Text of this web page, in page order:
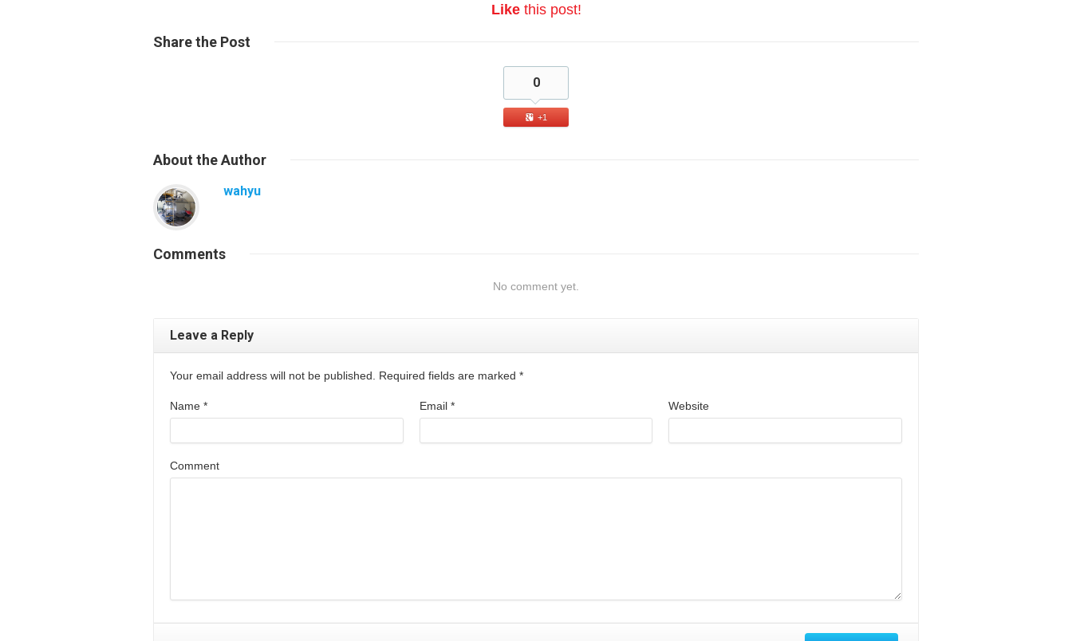
Likethis post!
Sharethe Post
0
+1
About the Author
wahyu
Comments
No comment yet.
Leave a Reply
Your email address will not be published. Required fields are marked *
Name * Email * Website
Comment